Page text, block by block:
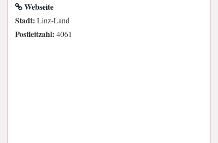
Webseite
Stadt: Linz-Land
Postleitzahl: 4061